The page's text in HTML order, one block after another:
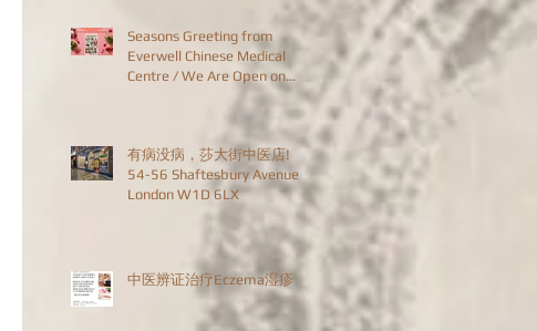
Seasons Greeting from
Everwell Chinese Medical
Centre / We Are Open on
有病没病，莎大街中医店!
54-56 Shaftesbury Avenue,
London W1D 6LX
中医辨证治疗Eczema湿疹